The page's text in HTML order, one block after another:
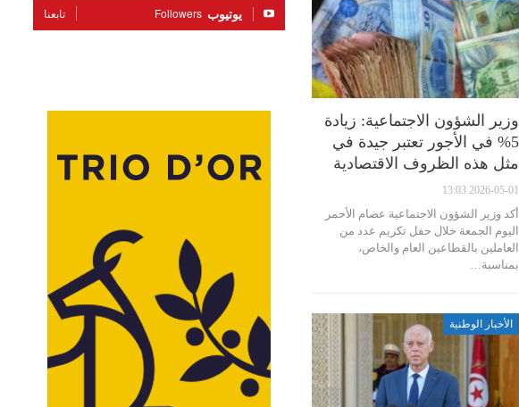
وزير الشؤون الاجتماعية: زيادة
5% في الأجور تعتبر جيدة في
مثل هذه الظروف الاقتصادية
2026-05-01 13:03
أكد وزير الشؤون الاجتماعية عصام الأحمر
اليوم الجمعة خلال حفل تكريم عدد من
العاملين بالقطاعين العام والخاص،
بمناسبة…
الأخبار الوطنية
يوتيوب Followers تابعنا